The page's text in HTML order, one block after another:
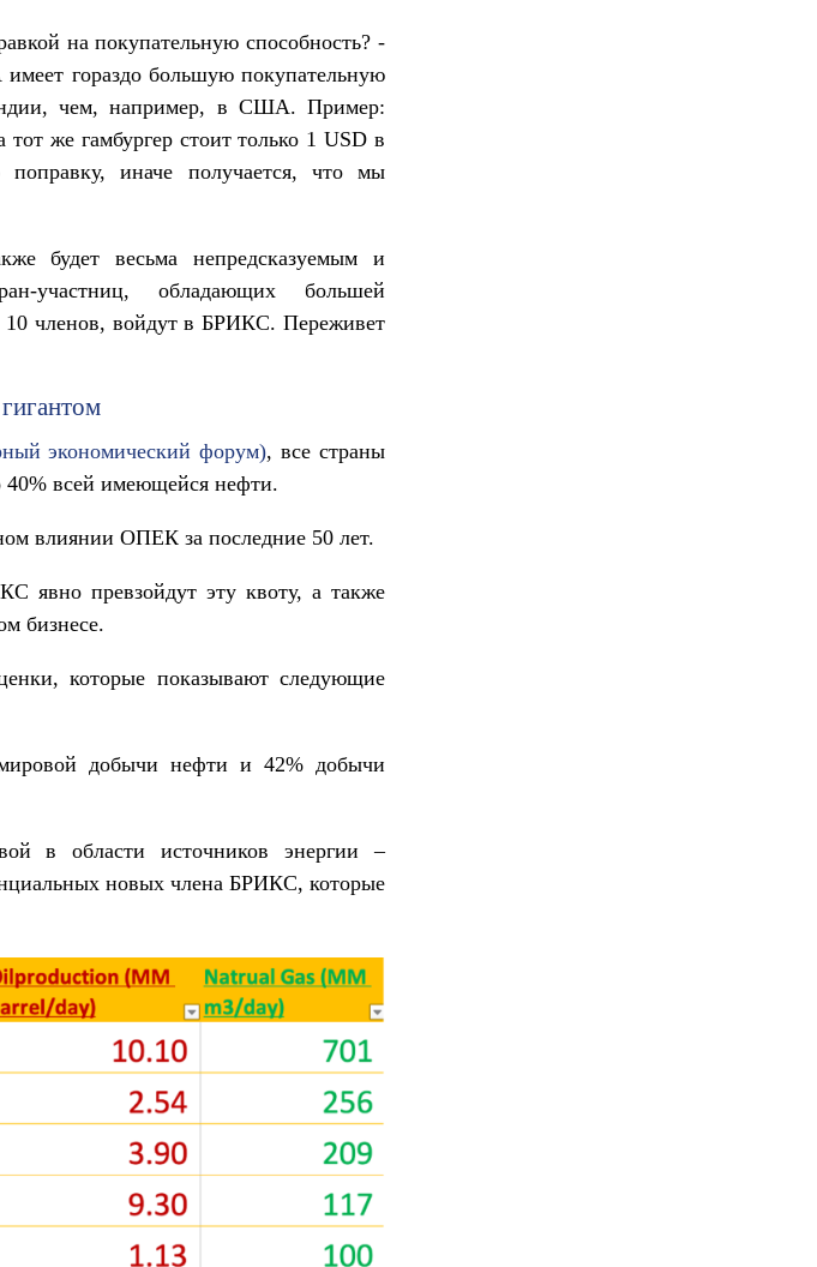
на покупательную способность? -
гораздо большую покупательную
чем, например, в США. Пример:
же гамбургер стоит только 1 USD в
иначе получается, что мы
будет весьма непредсказуемым и
участниц, обладающих большей
членов, войдут в БРИКС. Переживет
экономический форум), все страны
40% всей имеющейся нефти.
влиянии ОПЕК за последние 50 лет.
явно превзойдут эту квоту, а также
бизнесе.
которые показывают следующие
добычи нефти и 42% добычи
в области источников энергии –
новых члена БРИКС, которые